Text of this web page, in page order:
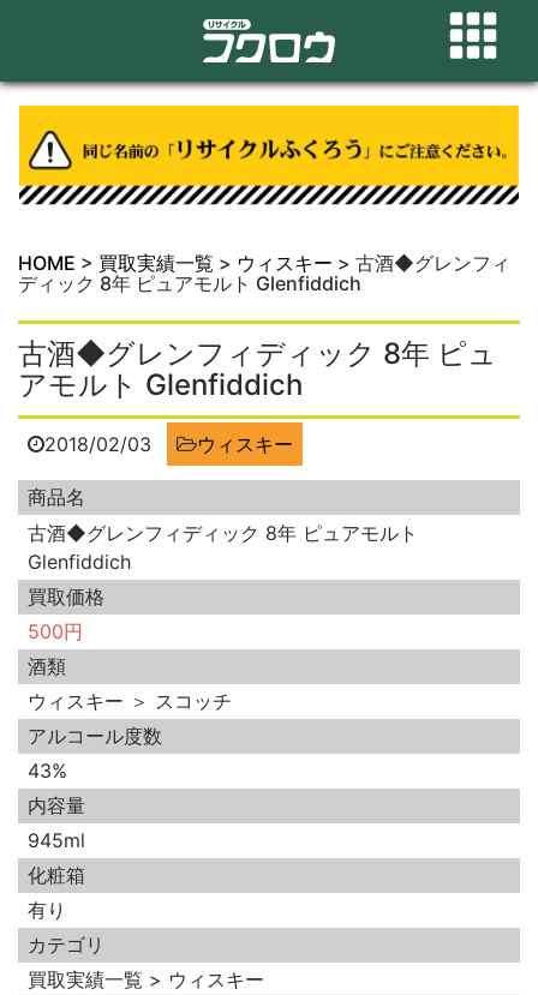
HOME > 買取実績一覧 > ウィスキー > 古酒◆グレンフィ
ディック 8年 ピュアモルト Glenfiddich
古酒◆グレンフィディック 8年 ピュ
アモルト Glenfiddich
2018/02/03 ウィスキー
商品名
古酒◆グレンフィディック 8年 ピュアモルト
Glenfiddich
買取価格
500円
酒類
ウィスキー ＞ スコッチ
アルコール度数
43%
内容量
945ml
化粧箱
有り
カテゴリ
買取実績一覧 > ウィスキー